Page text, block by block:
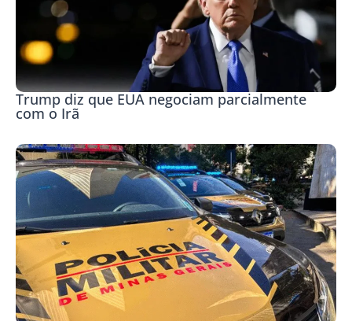
Trump diz que EUA negociam parcialmente
com o Irã